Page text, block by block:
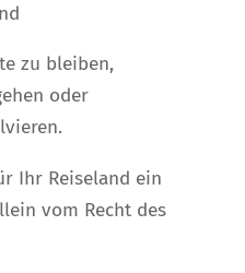
zu bleiben,
oder
Ihr Reiseland ein
vom Recht des